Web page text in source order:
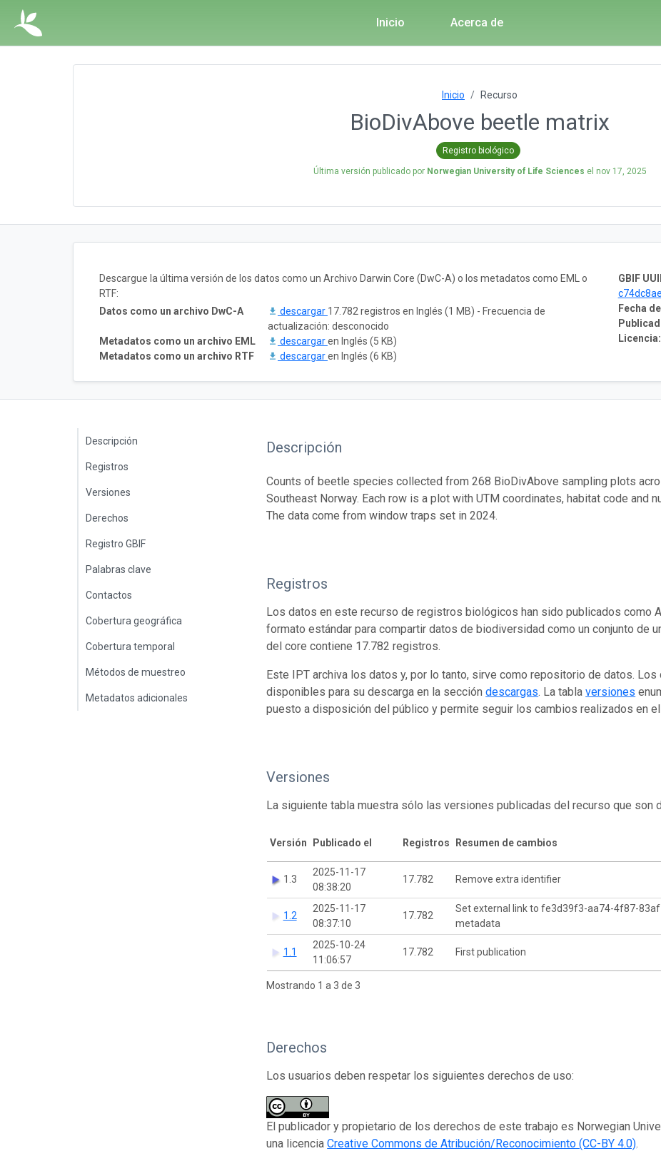
Inicio Acerca de
Inicio Recurso
BioDivAbove beetle matrix
Registro biológico
Última versión publicado por Norwegian University of Life Sciences el nov 17, 2025
GBIF
Fecha
Licencia:
Descargue la última versión de los datos como un Archivo Darwin Core (DwC-A) o los metadatos como EML o
RTF:
Datos como un archivo DwC-A
descargar 17.782 registros en Inglés (1 MB) - Frecuencia de
actualización: desconocido
Metadatos como un archivo EML
descargaren Inglés (5 KB)
Metadatos como un archivo RTF
descargaren Inglés (6 KB)
Descripción
Registros
Versiones
Derechos
Registro GBIF
Palabras clave
Contactos
Cobertura geográfica
Cobertura temporal
Métodos de muestreo
Metadatos adicionales
Descripción
Counts of beetle species collected from 268 BioDivAbove sampling plots
Southeast Norway. Each row is a plot with UTM coordinates, habitat code
The data come from window traps set in 2024.
Registros
Los datos en este recurso de registros biológicos han sido publicados como
formato estándar para compartir datos de biodiversidad como un conjunto de
del core contiene 17.782 registros.
Este IPT archiva los datos y, por lo tanto, sirve como repositorio de datos.
disponibles para su descarga en la seccióndescargas. La tablaversiones
puesto a disposición del público y permite seguir los cambios realizados en
Versiones
La siguiente tabla muestra sólo las versiones publicadas del recurso que son
Versión Publicado el Registros Resumen de cambios
1.3
2025-11-17
08:38:20
17.782 Remove extra identifier
1.2
2025-11-17
08:37:10
17.782
Set external link to fe3d39f3-aa74-4f87-
metadata
1.1
2025-10-24
11:06:57
17.782 First publication
Mostrando 1 a 3 de 3
Derechos
Los usuarios deben respetar los siguientes derechos de uso:
El publicador y propietario de los derechos de este trabajo es Norwegian
una licenciaCreative Commons de Atribución/Reconocimiento (CC-BY 4.0).